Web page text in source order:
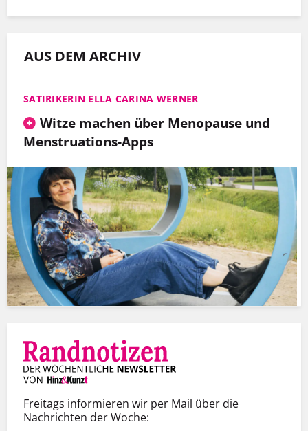
AUS DEM ARCHIV
SATIRIKERIN ELLA CARINA WERNER
Witze machen über Menopause und
Menstruations-Apps
Freitags informieren wir per Mail über die
Nachrichten der Woche: